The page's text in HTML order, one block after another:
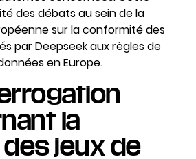
des débats au sein de la
sur la conformité des
par Deepseek aux règles de
en Europe.
la
jeux de